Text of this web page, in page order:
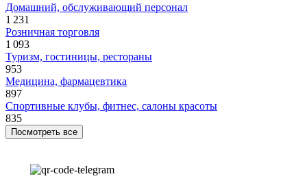
Домашний, обслуживающий персонал
1 231
Розничная торговля
1 093
Туризм, гостиницы, рестораны
953
Медицина, фармацевтика
897
Спортивные клубы, фитнес, салоны красоты
835
Посмотреть все